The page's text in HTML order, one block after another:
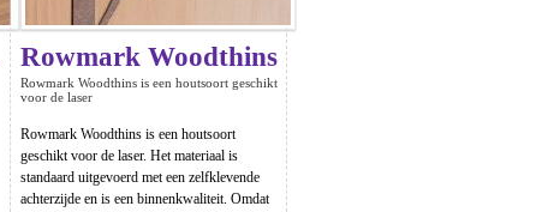
Rowmark Woodthins
Rowmark Woodthins is een houtsoort geschikt
voor de laser
Rowmark Woodthins is een houtsoort
geschikt voor de laser. Het materiaal is
standaard uitgevoerd met een zelfklevende
achterzijde en is een binnenkwaliteit. Omdat